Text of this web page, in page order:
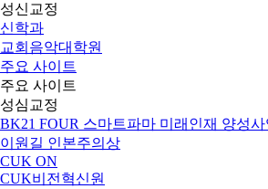
성신교정
신학과
교회음악대학원
주요 사이트
주요 사이트
성심교정
BK21 FOUR 스마트파마 미래인재 양성사
이원길 인본주의상
CUK ON
CUK비전혁신원